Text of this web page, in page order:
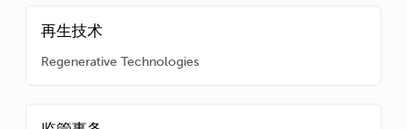
再生技术
Regenerative Technologies